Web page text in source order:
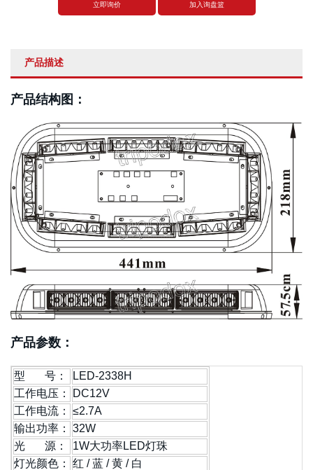
立即询价 加入询盘篮
产品描述
产品结构图：
产品参数：
型 号：
LED-2338H
工作电压：
DC12V
工作电流：
≤2.7A
输出功率：
32W
光 源：
1W大功率LED灯珠
灯光颜色：
红 / 蓝 / 黄 / 白